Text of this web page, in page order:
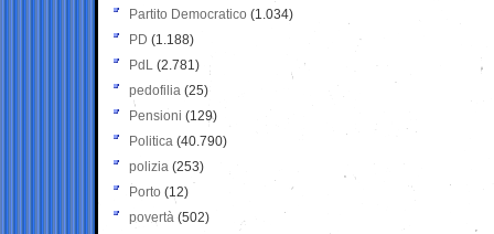
Partito Democratico (1.034)
PD (1.188)
PdL (2.781)
pedofilia (25)
Pensioni (129)
Politica (40.790)
polizia (253)
Porto (12)
povertà (502)